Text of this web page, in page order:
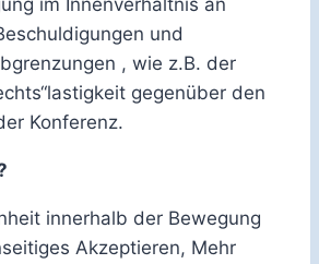
und
, wie z.B. der
gegenüber den
Konferenz.
innerhalb der Bewegung
Akzeptieren, Mehr